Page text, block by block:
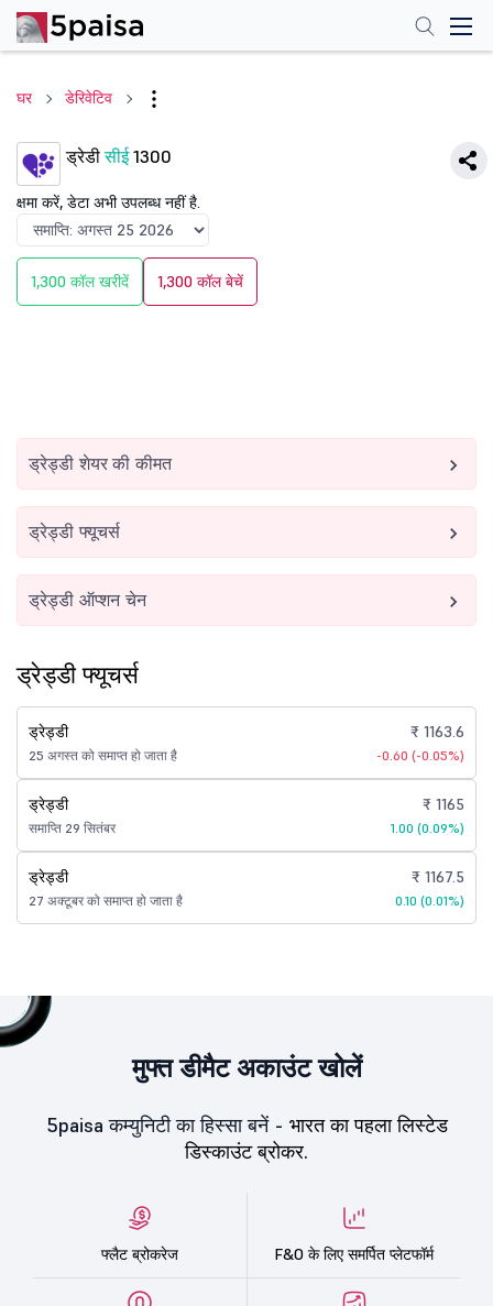
घर डेरिवेटिव
ड्रेडीसीई1300
क्षमा करें, डेटा अभी उपलब्ध नहीं है.
1,300 कॉल खरीदें 1,300 कॉल बेचें
ड्रेड्डी शेयर की कीमत
ड्रेड्डी फ्यूचर्स
ड्रेड्डी ऑप्शन चेन
ड्रेड्डी फ्यूचर्स
ड्रेड्डी
25 अगस्त को समाप्त हो जाता है
₹ 1163.6
-0.60 (-0.05%)
ड्रेड्डी
समाप्ति 29 सितंबर
₹ 1165
1.00 (0.09%)
ड्रेड्डी
27 अक्टूबर को समाप्त हो जाता है
₹ 1167.5
0.10 (0.01%)
मुफ्त डीमैट अकाउंट खोलें
5paisa कम्युनिटी का हिस्सा बनें - भारत का पहला लिस्टेड
डिस्काउंट ब्रोकर.
फ्लैट ब्रोकरेज F&O के लिए समर्पित प्लेटफॉर्म